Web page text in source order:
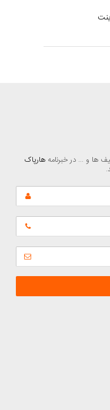
ها و ... در خبرنامه